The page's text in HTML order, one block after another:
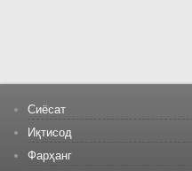
Сиёсат
Иқтисод
Фарҳанг